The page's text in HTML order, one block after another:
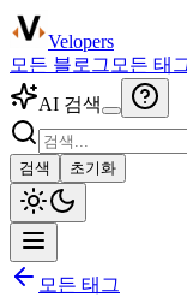
Velopers
모든 블로그 모든 태
AI 검색
검색 초기화
모든 태그